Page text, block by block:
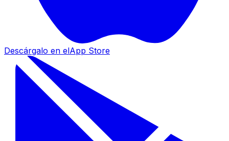
Descárgalo en elApp Store